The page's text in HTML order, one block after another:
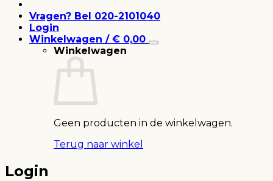
Vragen? Bel 020-2101040
Login
Winkelwagen / € 0,00
Winkelwagen
Geen producten in de winkelwagen.
Terug naar winkel
Login